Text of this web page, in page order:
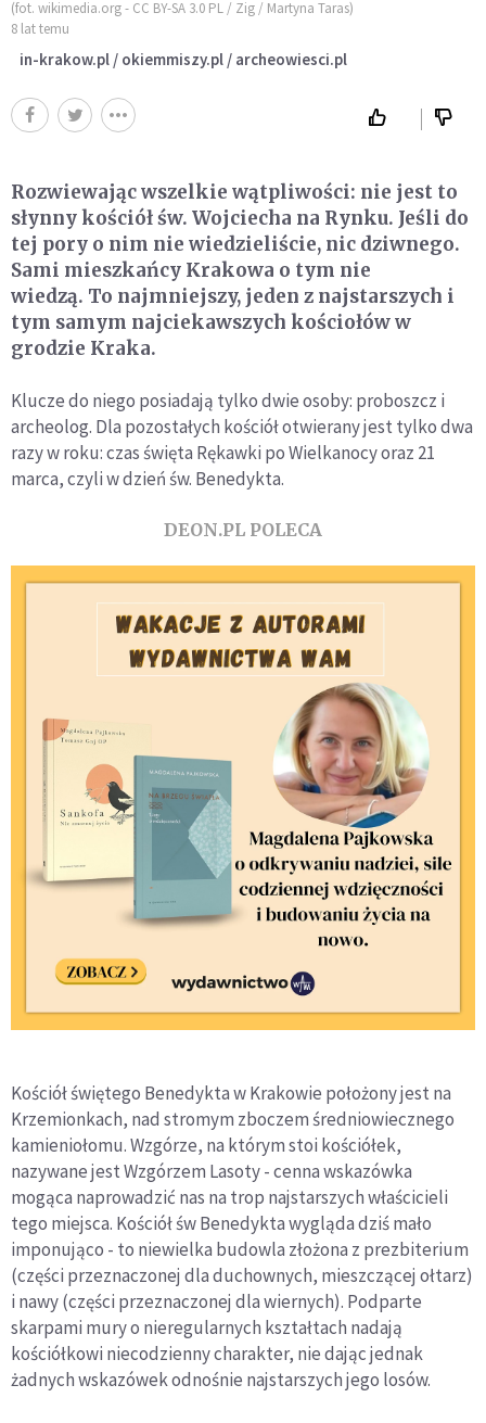
(fot. wikimedia.org - CC BY-SA 3.0 PL / Zig / Martyna Taras)
8 lat temu
in-krakow.pl / okiemmiszy.pl / archeowiesci.pl
Rozwiewając wszelkie wątpliwości: nie jest to
słynny kościół św. Wojciecha na Rynku. Jeśli do
tej pory o nim nie wiedzieliście, nic dziwnego.
Sami mieszkańcy Krakowa o tym nie
wiedzą. To najmniejszy, jeden z najstarszych i
tym samym najciekawszych kościołów w
grodzie Kraka.
Klucze do niego posiadają tylko dwie osoby: proboszcz i
archeolog. Dla pozostałych kościół otwierany jest tylko dwa
razy w roku: czas święta Rękawki po Wielkanocy oraz 21
marca, czyli w dzień św. Benedykta.
DEON.PL POLECA
Kościół świętego Benedykta w Krakowie położony jest na
Krzemionkach, nad stromym zboczem średniowiecznego
kamieniołomu. Wzgórze, na którym stoi kościółek,
nazywane jest Wzgórzem Lasoty - cenna wskazówka
mogąca naprowadzić nas na trop najstarszych właścicieli
tego miejsca. Kościół św Benedykta wygląda dziś mało
imponująco - to niewielka budowla złożona z prezbiterium
(części przeznaczonej dla duchownych, mieszczącej ołtarz)
i nawy (części przeznaczonej dla wiernych). Podparte
skarpami mury o nieregularnych kształtach nadają
kościółkowi niecodzienny charakter, nie dając jednak
żadnych wskazówek odnośnie najstarszych jego losów.